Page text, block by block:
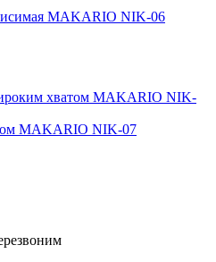
MAKARIO NIK-06
MAKARIO NIK-07